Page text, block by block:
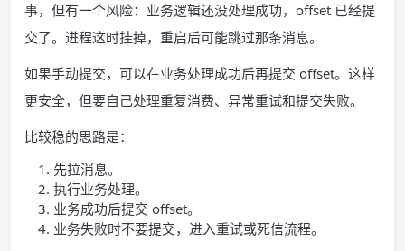
事，但有一个风险：业务逻辑还没处理成功，offset 已经提
交了。进程这时挂掉，重启后可能跳过那条消息。
如果手动提交，可以在业务处理成功后再提交 offset。这样
更安全，但要自己处理重复消费、异常重试和提交失败。
比较稳的思路是：
先拉消息。
执行业务处理。
业务成功后提交 offset。
业务失败时不要提交，进入重试或死信流程。